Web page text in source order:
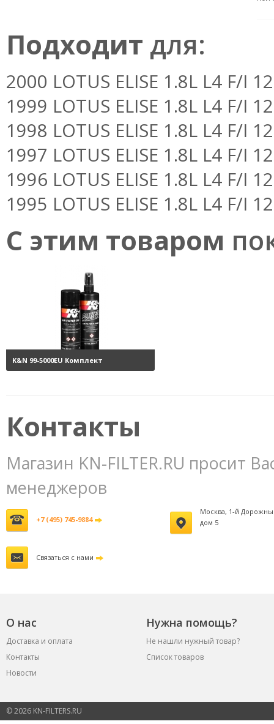
Подходит для:
2000 LOTUS ELISE 1.8L L4 F/I
1999 LOTUS ELISE 1.8L L4 F/I
1998 LOTUS ELISE 1.8L L4 F/I
1997 LOTUS ELISE 1.8L L4 F/I
1996 LOTUS ELISE 1.8L L4 F/I
1995 LOTUS ELISE 1.8L L4 F/I
С этим товаром
K&N 99-5000EU Комплект
Контакты
Магазин KN-FILTER.RU просит
менеджеров
+7 (495) 745-9884
Москва, 1-й
дом 5
Связаться с нами
О нас Нужна помощь?
Доставка и оплата
Не нашли нужный товар?
Контакты
Список товаров
Новости
© 2026 KN-FILTERS.RU